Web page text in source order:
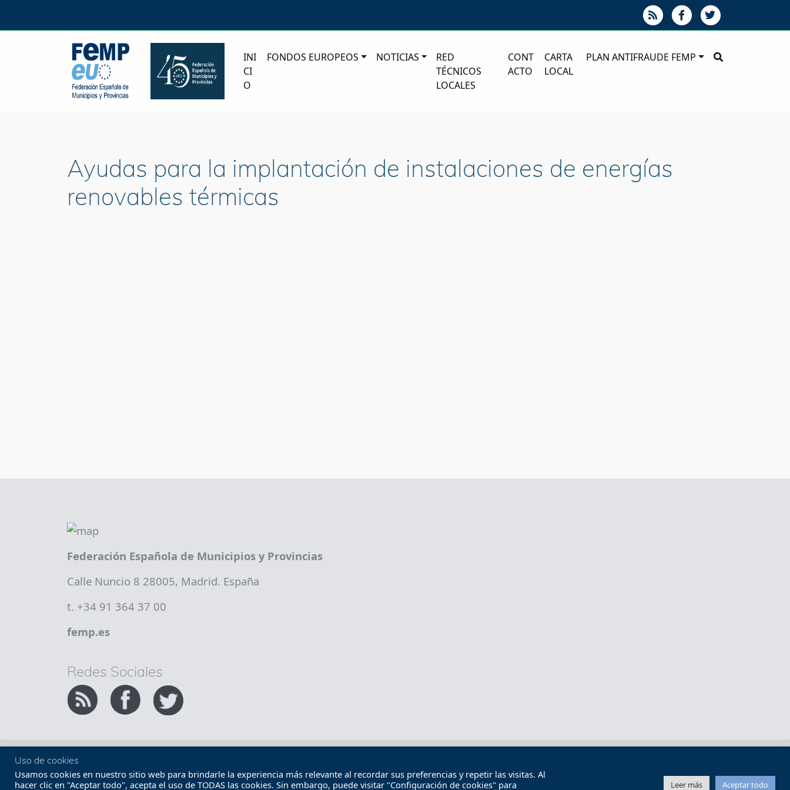
INI
CI
O
FONDOS EUROPEOS NOTICIAS
RED
TÉCNICOS
LOCALES
CONT
ACTO
CARTA
LOCAL
PLAN ANTIFRAUDE FEMP
Ayudas para la implantación de instalaciones de energías
renovables térmicas
Federación Española de Municipios y Provincias
Calle Nuncio 8 28005, Madrid. España
t. +34 91 364 37 00
femp.es
Redes Sociales
Contacto
Uso de cookies
Usamos cookies en nuestro sitio web para brindarle la experiencia más relevante al recordar sus preferencias y repetir las visitas. Al
hacer clic en "Aceptar todo", acepta el uso de TODAS las cookies. Sin embargo, puede visitar "Configuración de cookies" para
Leer más Aceptar todo